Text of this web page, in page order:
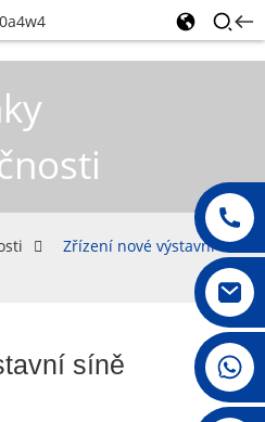
008615396811719
Zřízení nové výstavní
síně